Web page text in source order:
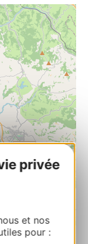
privée
et nos
pour :
contributors